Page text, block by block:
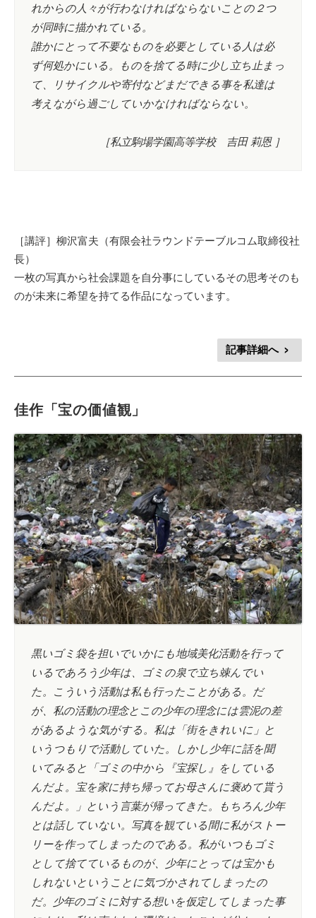
れからの人々が行わなければならないことの２つ
が同時に描かれている。
誰かにとって不要なものを必要としている人は必
ず何処かにいる。ものを捨てる時に少し立ち止まっ
て、リサイクルや寄付などまだできる事を私達は
考えながら過ごしていかなければならない。
［私立駒場学園高等学校 吉田 莉恩 ］
［講評］柳沢富夫（有限会社ラウンドテーブルコム取締役社
長）
一枚の写真から社会課題を自分事にしているその思考そのも
のが未来に希望を持てる作品になっています。
記事詳細へ >
佳作「宝の価値観」
黒いゴミ袋を担いでいかにも地域美化活動を行って
いるであろう少年は、ゴミの泉で立ち竦んでい
た。こういう活動は私も行ったことがある。だ
が、私の活動の理念とこの少年の理念には雲泥の差
があるような気がする。私は「街をきれいに」と
いうつもりで活動していた。しかし少年に話を聞
いてみると「ゴミの中から『宝探し』をしている
んだよ。宝を家に持ち帰ってお母さんに褒めて貰う
んだよ。」という言葉が帰ってきた。もちろん少年
とは話していない。写真を観ている間に私がストー
リーを作ってしまったのである。私がいつもゴミ
として捨てているものが、少年にとっては宝かも
しれないということに気づかされてしまったの
だ。少年のゴミに対する想いを仮定してしまった事